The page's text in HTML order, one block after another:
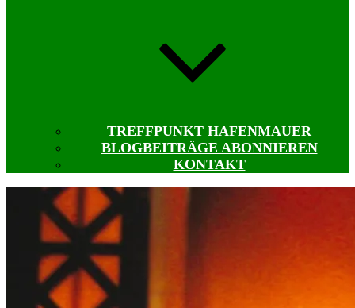
TREFFPUNKT HAFENMAUER
BLOGBEITRÄGE ABONNIEREN
KONTAKT